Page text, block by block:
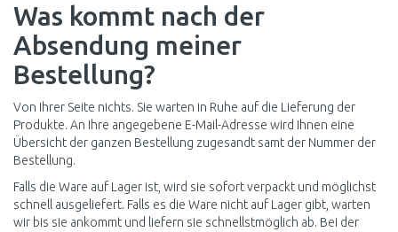
Was kommt nach der
Absendung meiner
Bestellung?
Von Ihrer Seite nichts. Sie warten in Ruhe auf die Lieferung der
Produkte. An Ihre angegebene E-Mail-Adresse wird Ihnen eine
Übersicht der ganzen Bestellung zugesandt samt der Nummer der
Bestellung.
Falls die Ware auf Lager ist, wird sie sofort verpackt und möglichst
schnell ausgeliefert. Falls es die Ware nicht auf Lager gibt, warten
wir bis sie ankommt und liefern sie schnellstmöglich ab. Bei der